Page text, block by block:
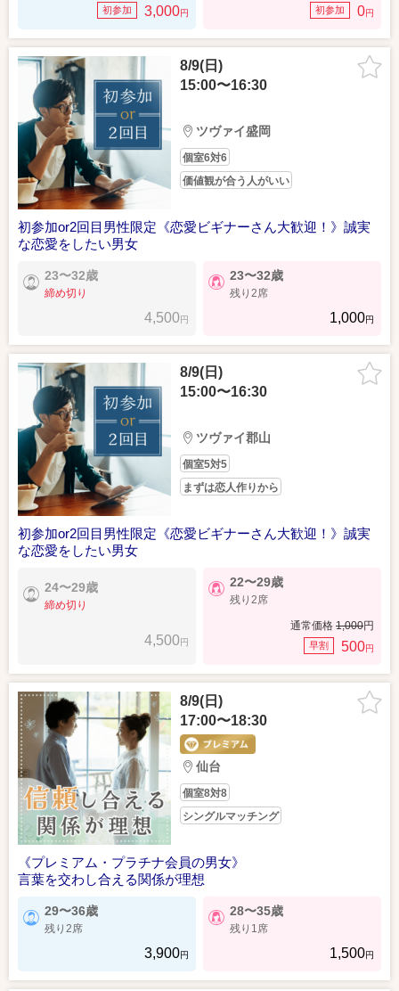
初参加 3,000円 初参加 0円
8/9(日)
15:00〜16:30
ツヴァイ盛岡
個室6対6
価値観が合う人がいい
初参加or2回目男性限定《恋愛ビギナーさん大歓迎！》誠実
な恋愛をしたい男女
23〜32歳
締め切り
4,500円
23〜32歳
残り2席
1,000円
8/9(日)
15:00〜16:30
ツヴァイ郡山
個室5対5
まずは恋人作りから
初参加or2回目男性限定《恋愛ビギナーさん大歓迎！》誠実
な恋愛をしたい男女
24〜29歳
締め切り
4,500円
22〜29歳
残り2席
通常価格 1,000円
早割 500円
8/9(日)
17:00〜18:30
仙台
個室8対8
シングルマッチング
《プレミアム・プラチナ会員の男女》
言葉を交わし合える関係が理想
29〜36歳
残り2席
3,900円
28〜35歳
残り1席
1,500円